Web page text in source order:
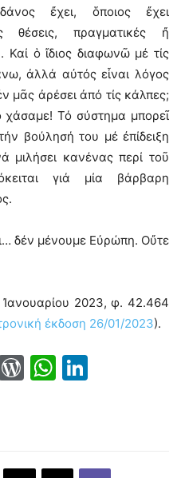
ἔχει, ὅποιος ἔχει
θέσεις, πραγματικές ἤ
ὁ ἴδιος διαφωνῶ μέ τίς
ἀλλά αὐτός εἶναι λόγος
μᾶς ἀρέσει ἀπό τίς κάλπες;
χάσαμε! Τό σύστημα μπορεῖ
βούλησή του μέ ἐπίδειξη
μιλήσει κανένας περί τοῦ
γιά μία βάρβαρη
δέν μένουμε Εὐρώπη. Οὔτε
2023, φ. 42.464
έκδοση 26/01/2023).
WordPress
WhatsApp